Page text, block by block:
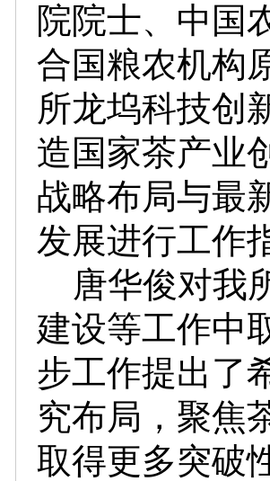
院院士、中国
合国粮农机构
所龙坞科技创
造国家茶产业
战略布局与最
发展进行工作
唐华俊对我
建设等工作中
步工作提出了
究布局，聚焦
取得更多突破